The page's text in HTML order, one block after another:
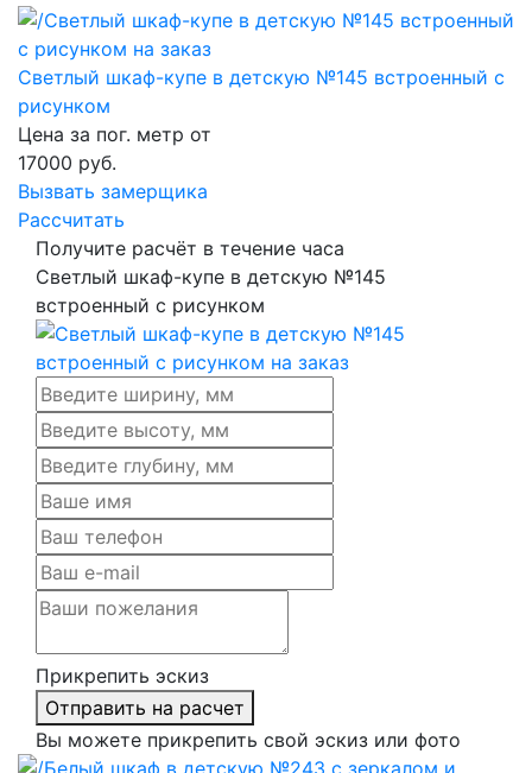
Светлый шкаф-купе в детскую №145 встроенный с
рисунком
Цена за пог. метр от
17000 руб.
Вызвать замерщика
Рассчитать
Получите расчёт в течение часа
Светлый шкаф-купе в детскую №145
встроенный с рисунком
Прикрепить эскиз
Отправить на расчет
Вы можете прикрепить свой эскиз или фото